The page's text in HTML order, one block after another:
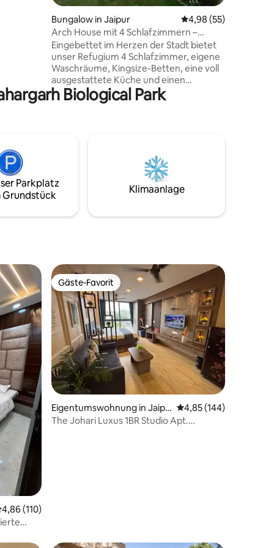
BewertungenBungalow in Jaipur Durchschnittliche
4,98 (55)
Arch House mit 4 Schlafzimmern –
Zentral | Rajan House
Eingebettet im Herzen der Stadt bietet
unser Refugium 4 Schlafzimmer, eigene
Waschräume, Kingsize-Betten, eine voll
ausgestattete Küche und einen
Essbereich für deinen komfortablen
Aufenthalt. Trete nach draußen zu
Sehenswürdigkeiten bietet das Rajan
House den idealen Ort für deinen
Aufenthalt. Buche deinen Aufenthalt im
Rajan House und tauche ein in die
Bequemlichkeit und Kreativität.
Biological Park
Parkplatz
Grundstück
Klimaanlage
Bewertungen
Bewertung: 4,86 von 5, 110 Bewertungen
4,86 (110)
Gäste-Favorit
Gäste-Favorit
Eigentumswohnung in Jaipu
r
Durchschnittliche
4,85 (144)
The Johari Luxus 1BR Studio Apt.